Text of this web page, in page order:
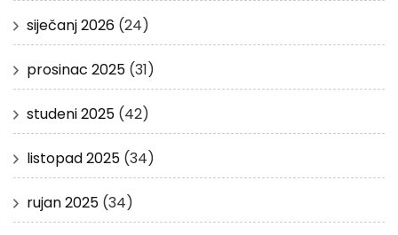
siječanj 2026 (24)
prosinac 2025 (31)
studeni 2025 (42)
listopad 2025 (34)
rujan 2025 (34)